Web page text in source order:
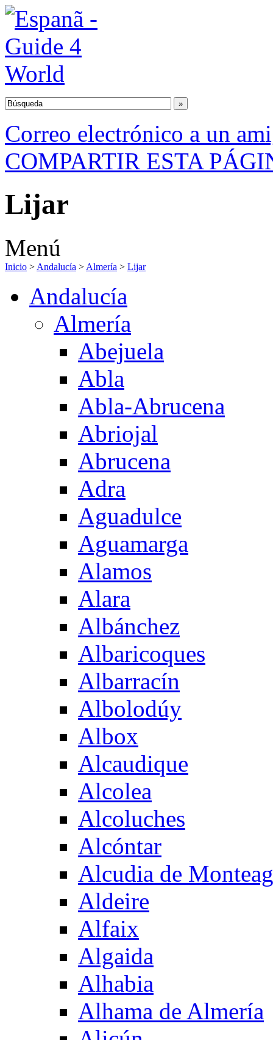
Correo electrónico a un
COMPARTIR ESTA
Lijar
Menú
Inicio > Andalucía > Almería > Lijar
Andalucía
Almería
Abejuela
Abla
Abla-Abrucena
Abriojal
Abrucena
Adra
Aguadulce
Aguamarga
Alamos
Alara
Albánchez
Albaricoques
Albarracín
Albolodúy
Albox
Alcaudique
Alcolea
Alcoluches
Alcóntar
Alcudia de
Aldeire
Alfaix
Algaida
Alhabia
Alhama de Almería